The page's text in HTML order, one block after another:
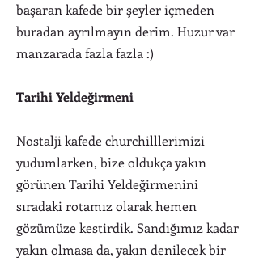
başaran kafede bir şeyler içmeden
buradan ayrılmayın derim. Huzur var
manzarada fazla fazla :)
Tarihi Yeldeğirmeni
Nostalji kafede churchilllerimizi
yudumlarken, bize oldukça yakın
görünen Tarihi Yeldeğirmenini
sıradaki rotamız olarak hemen
gözümüze kestirdik. Sandığımız kadar
yakın olmasa da, yakın denilecek bir